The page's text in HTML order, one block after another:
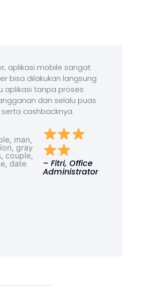
aplikasi mobile sangat
bisa dilakukan langsung
aplikasi tanpa proses
dan selalu puas
cashbacknya.
– Fitri, Office
Administrator